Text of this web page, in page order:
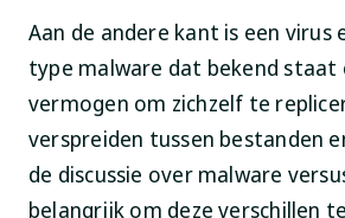
Aan de andere kant is een virus
type malware dat bekend staat
vermogen om zichzelf te
verspreiden tussen bestanden
de discussie over malware
belangrijk om deze verschillen